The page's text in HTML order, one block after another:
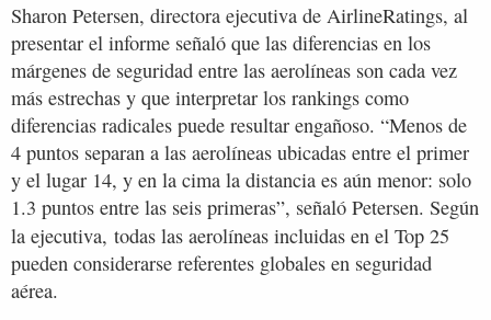
Sharon Petersen, directora ejecutiva de AirlineRatings, al
presentar el informe señaló que las diferencias en los
márgenes de seguridad entre las aerolíneas son cada vez
más estrechas y que interpretar los rankings como
diferencias radicales puede resultar engañoso. “Menos de
4 puntos separan a las aerolíneas ubicadas entre el primer
y el lugar 14, y en la cima la distancia es aún menor: solo
1.3 puntos entre las seis primeras”, señaló Petersen. Según
la ejecutiva, todas las aerolíneas incluidas en el Top 25
pueden considerarse referentes globales en seguridad
aérea.